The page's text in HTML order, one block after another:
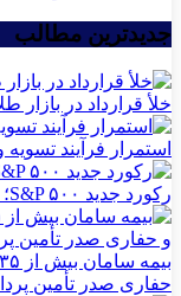
جدیدترین مطالب
خلأ قرارداد در بازار
استمرار فرآیند
رکورد جدید S&P ۵۰۰؛ سبز شدن بورس آمریکا از کجا می‌آید؟
حفاری صدر تأمین